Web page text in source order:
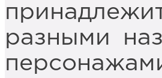
разными